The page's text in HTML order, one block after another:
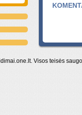
Visos teisės